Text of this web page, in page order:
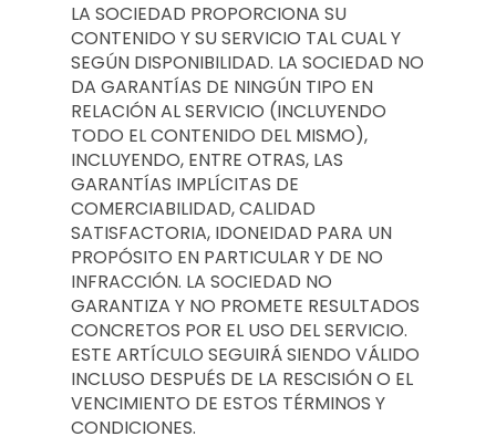
LA SOCIEDAD PROPORCIONA SU
CONTENIDO Y SU SERVICIO TAL CUAL Y
SEGÚN DISPONIBILIDAD. LA SOCIEDAD NO
DA GARANTÍAS DE NINGÚN TIPO EN
RELACIÓN AL SERVICIO (INCLUYENDO
TODO EL CONTENIDO DEL MISMO),
INCLUYENDO, ENTRE OTRAS, LAS
GARANTÍAS IMPLÍCITAS DE
COMERCIABILIDAD, CALIDAD
SATISFACTORIA, IDONEIDAD PARA UN
PROPÓSITO EN PARTICULAR Y DE NO
INFRACCIÓN. LA SOCIEDAD NO
GARANTIZA Y NO PROMETE RESULTADOS
CONCRETOS POR EL USO DEL SERVICIO.
ESTE ARTÍCULO SEGUIRÁ SIENDO VÁLIDO
INCLUSO DESPUÉS DE LA RESCISIÓN O EL
VENCIMIENTO DE ESTOS TÉRMINOS Y
CONDICIONES.